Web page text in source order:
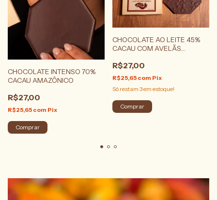
CHOCOLATE INTENSO 70%
CACAU AMAZÔNICO
R$27,00
R$25,65 com Pix
CHOCOLATE AO LEITE 45%
CACAU COM AVELÃS
R$27,00
R$25,65 com Pix
Só restam 3em estoque!